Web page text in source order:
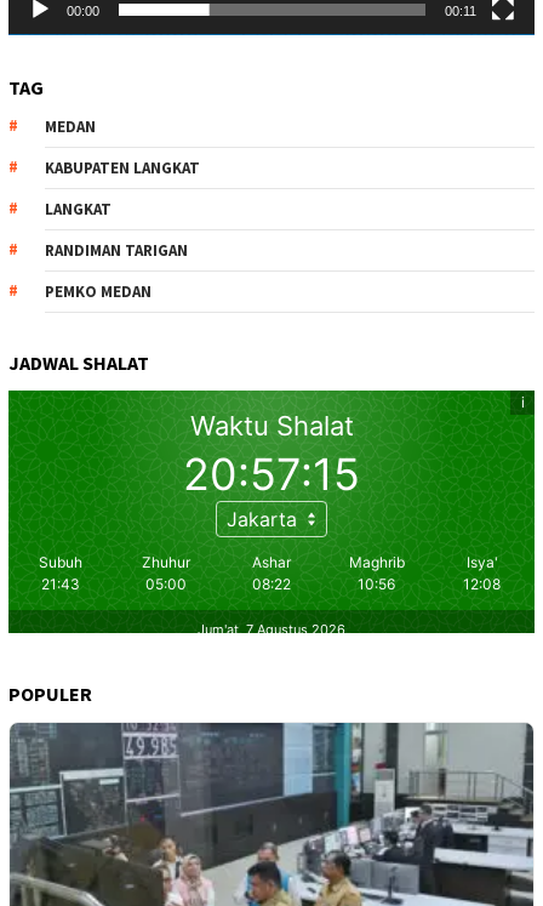
00:00 00:11
TAG
MEDAN
KABUPATEN LANGKAT
LANGKAT
RANDIMAN TARIGAN
PEMKO MEDAN
JADWAL SHALAT
POPULER